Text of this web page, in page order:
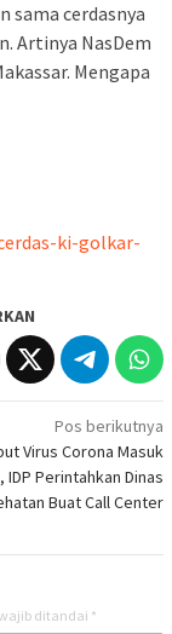
sama cerdasnya
Artinya NasDem
Mengapa
ki-golkar-
Pos berikutnya
Virus Corona Masuk
IDP Perintahkan Dinas
Buat Call Center
ditandai *